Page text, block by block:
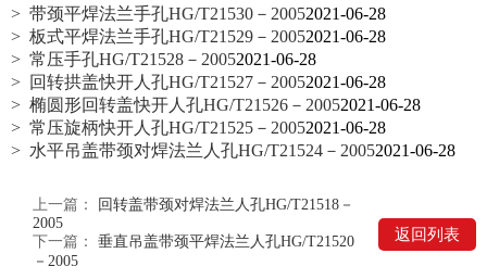
> 带颈平焊法兰手孔HG/T21530－20052021-06-28
> 板式平焊法兰手孔HG/T21529－20052021-06-28
> 常压手孔HG/T21528－20052021-06-28
> 回转拱盖快开人孔HG/T21527－20052021-06-28
> 椭圆形回转盖快开人孔HG/T21526－20052021-06-28
> 常压旋柄快开人孔HG/T21525－20052021-06-28
> 水平吊盖带颈对焊法兰人孔HG/T21524－20052021-06-28
上一篇：
回转盖带颈对焊法兰人孔HG/T21518－
2005
下一篇：
垂直吊盖带颈平焊法兰人孔HG/T21520
－2005
返回列表